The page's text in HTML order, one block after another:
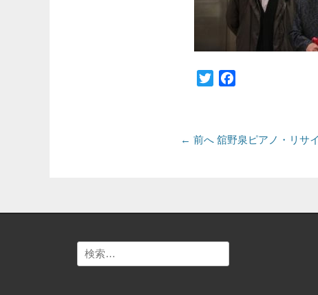
Twitter
投
ビ
← 前へ 前
舘野泉ピアノ・リサ
検
索: